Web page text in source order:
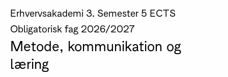
Erhvervsakademi 3. Semester 5 ECTS
Obligatorisk fag 2026/2027
Metode, kommunikation og
læring